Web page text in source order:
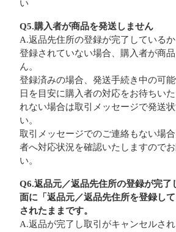
い
Q5.購入者が商品を発送しません
A.返品先住所の登録が完了しているか
登録されていない場合、購入者が商
ん。
登録済みの場合、発送手続き中の可
日を目安に購入者の対応をお待ちい
れない場合は取引メッセージで発送
い。
取引メッセージでのご連絡もない場
者へ対応状況を確認いたしますので
い。
Q6.返品元／返品先住所の登録が完了
面に「返品元／返品先住所を登録し
されたままです。
A.返品が完了し取引がキャンセルさ